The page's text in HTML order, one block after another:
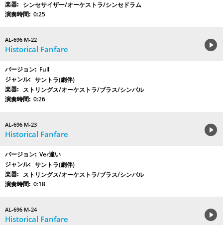
シンセサイザー/オーケストラ/シンセドラム
0:25
AL-696 M-22
Historical Fanfare
Full
サントラ(劇伴)
ストリングス/オーケストラ/ブラス/シンバル
0:26
AL-696 M-23
Historical Fanfare
Ver違い
サントラ(劇伴)
ストリングス/オーケストラ/ブラス/シンバル
0:18
AL-696 M-24
Historical Fanfare